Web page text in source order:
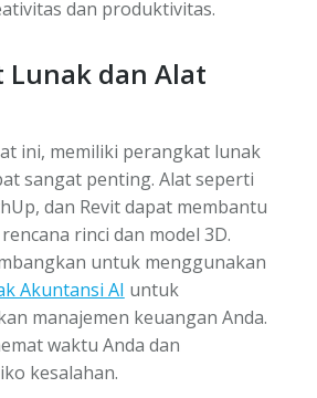
dan produktivitas.
Lunak dan Alat
ini, memiliki perangkat lunak
sangat penting. Alat seperti
dan Revit dapat membantu
rinci dan model 3D.
untuk menggunakan
Akuntansi AI untuk
manajemen keuangan Anda.
waktu Anda dan
kesalahan.